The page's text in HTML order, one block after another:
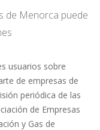
de Menorca puede
usuarios sobre
de empresas de
periódica de las
de Empresas
y Gas de